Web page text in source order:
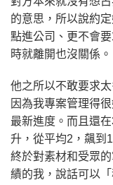
的意思，所以說約
點進公司、更不會
時就離開也沒關係。
他之所以不敢要求
因為我專案管理得
最新進度。而且還
升，從平均2，飆到
終於對素材和受眾
績的我，說話可以